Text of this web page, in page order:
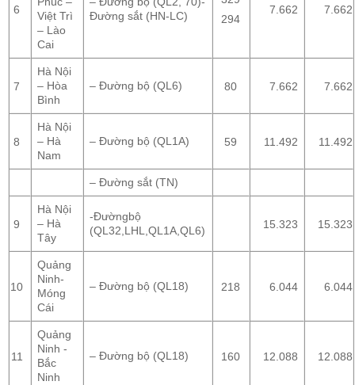
6
Việt Trì
– Lào
Cai
Đường sắt (HN-LC)
294
7.662 7.662
7
Hà Nội
– Hòa
Bình
– Đường bộ (QL6) 80 7.662 7.662
8
Hà Nội
– Hà
Nam
– Đường bộ (QL1A) 59 11.492 11.492
– Đường sắt (TN)
9
Hà Nội
– Hà
Tây
-Đườngbộ
(QL32,LHL,QL1A,QL6)
15.323 15.323
10
Quảng
Ninh-
Móng
Cái
– Đường bộ (QL18) 218 6.044 6.044
11
Quảng
Ninh -
Bắc
Ninh
– Đường bộ (QL18) 160 12.088 12.088